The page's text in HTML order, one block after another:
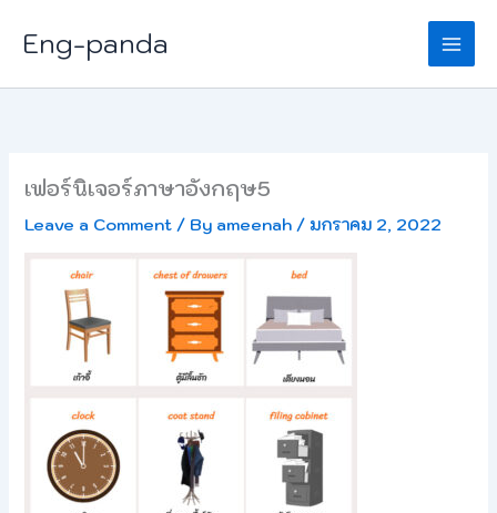
content
Eng-panda
เฟอร์นิเจอร์ภาษาอังกฤษ5
Leave a Comment / By ameenah/ มกราคม 2, 2022